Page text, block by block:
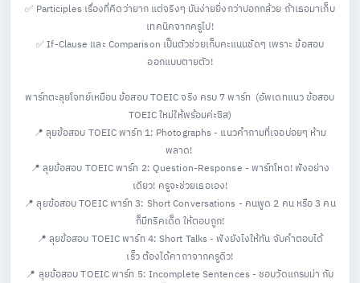
✅ Participles เรื่องที่คิดว่ายาก แต่จริงๆ มันง่ายยิ่งกว่าปอกกล้วย ถ้าเธอมาเก็บ
เทคนิคจากครูไป!
✅ If-Clause และ Comparison เป็นตัวช่วยเก็บคะแนนชัดๆ เพราะ ข้อสอบ
ออกแบบตายตัว!
พาร์ทตะลุยโจทย์เหมือน ข้อสอบ TOEIC จริง ครบ 7 พาร์ท (อัพเดทแนว ข้อสอบ
TOEIC ใหม่ให้พร้อมค่ะซิส)
📍 ลุยข้อสอบ TOEIC พาร์ท 1: Photographs - แนวคำถามที่เจอบ่อยๆ ห้าม
พลาด!
📍 ลุยข้อสอบ TOEIC พาร์ท 2: Question-Response - พาร์ทโหด! ฟังอย่าง
เดียว! ครูจะช่วยเธอเอง!
📍 ลุยข้อสอบ TOEIC พาร์ท 3: Short Conversations - คนพูด 2 คน หรือ 3 คน
ก็มีทริคเด็ด ให้ตอบถูก!
📍 ลุยข้อสอบ TOEIC พาร์ท 4: Short Talks- ฟังยังไงให้ทัน จับคำตอบได้
เร็ว ต้องได้คาถาจากครูดิว!
📍 ลุยข้อสอบ TOEIC พาร์ท 5: Incomplete Sentences - ชอบวัดแกรมม่า กับ